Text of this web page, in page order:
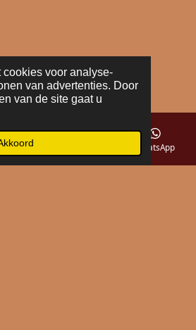
voor analyse-
van advertenties. Door
van de site gaat u
WhatsApp